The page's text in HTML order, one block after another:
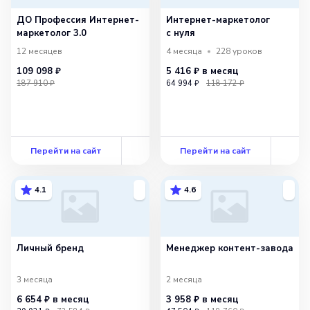
ДО Профессия Интернет-
маркетолог 3.0
12 месяцев
109 098 ₽
187 910 ₽
Перейти на сайт
Интернет-маркетолог
с нуля
4 месяца 228уроков
5 416 ₽ в месяц
64 994 ₽ 118 172 ₽
Перейти на сайт
4.1
Личный бренд
3 месяца
6 654 ₽ в месяц
4.6
Менеджер контент-завода
2 месяца
3 958 ₽ в месяц